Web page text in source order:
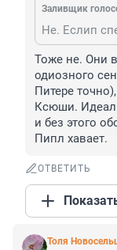
Заливщик
Тоже не. Они
одиозного
Питере
Ксюши.
и без этого
Пипл хавает.
ОТВЕТИТЬ
Толя